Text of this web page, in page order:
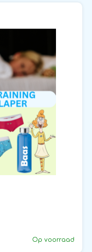
Op voorraad